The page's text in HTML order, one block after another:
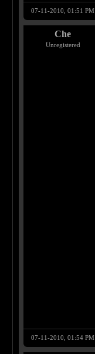
07-11-2010, 01:51 PM
Che
Unregistered
07-11-2010, 01:54 PM